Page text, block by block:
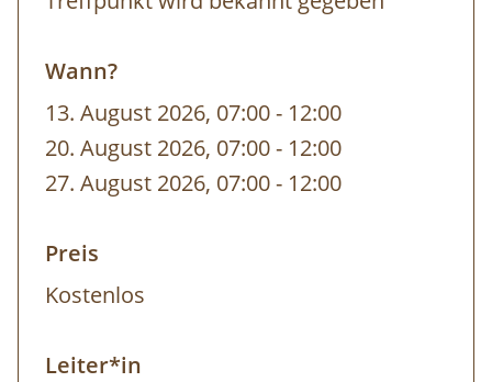
Wann?
13. August 2026, 07:00- bis
12:00
20. August 2026, 07:00- bis
12:00
27. August 2026, 07:00- bis
12:00
Preis
Kostenlos
Leiter*in